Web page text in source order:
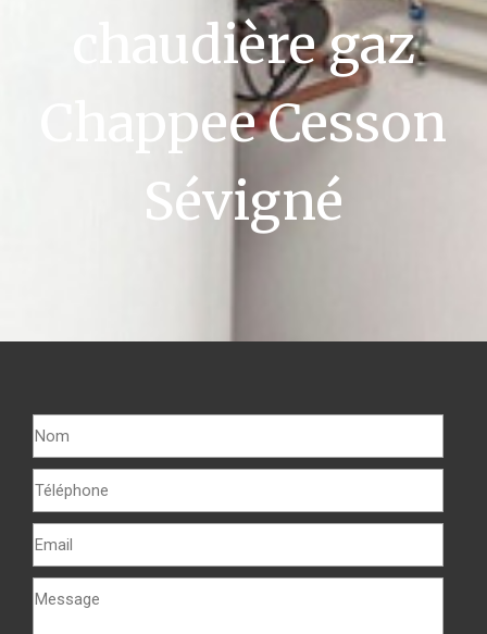
chaudière gaz
Chappee Cesson
Sévigné